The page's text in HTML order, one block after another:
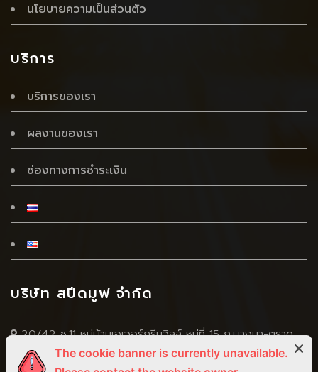
นโยบายความเป็นส่วนตัว
บริการ
บริการของเรา
ผลงานของเรา
ช่องทางการชำระเงิน
บริษัท สปีดมูฟ จำกัด
20/42 ซ.11 หมู่บ้านเอเวอร์กรีนวิลล์ หมู่ที่ 15 ถ.บางนา-ตราด
(กม.4.5) ซ.บางนา-ตราด 56 ต.บางแก้ว อ.บางพลี จ.สมุทปราการ
The cookie banner is currently unavailable.